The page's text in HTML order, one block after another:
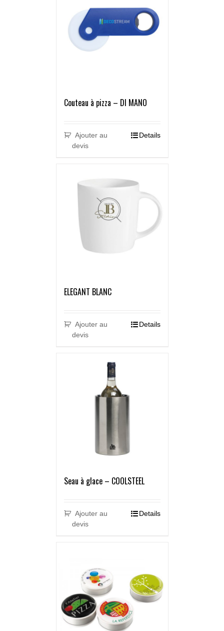
Couteau à pizza – DI MANO
Ajouter au
devis
Details
ELEGANT BLANC
Ajouter au
devis
Details
Seau à glace – COOLSTEEL
Ajouter au
devis
Details